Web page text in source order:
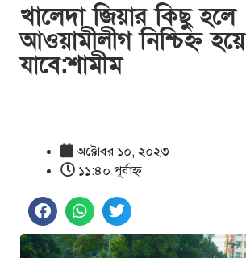
খালেদা জিয়ার কিছু হলে
আওয়ামীলীগ নিশ্চিহ্ন হয়ে
যাবে:শামীম
অক্টোবর ১০, ২০২৩
১১:৪০ পূর্বাহ্ণ